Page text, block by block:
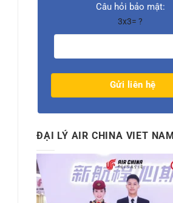
Câu hỏi bảo mật:
3x3= ?
ĐẠI LÝ AIR CHINA VIET NAM